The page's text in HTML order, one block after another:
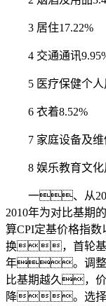
3 居住17.22%
4 交通通讯
5 医疗保健个人
6 衣着8.52%
7 家庭设备及
8 娱乐教育文
一、从
2010年为对比基
算CPI定基价格指
换，首轮基
年。调整
比基期越久，
降。选择